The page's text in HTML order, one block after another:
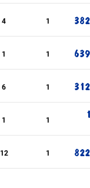
4 1
1 1
6 1
1 1
12 1